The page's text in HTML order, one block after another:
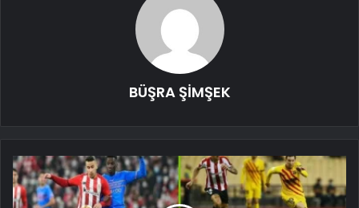
BÜŞRA ŞİMŞEK